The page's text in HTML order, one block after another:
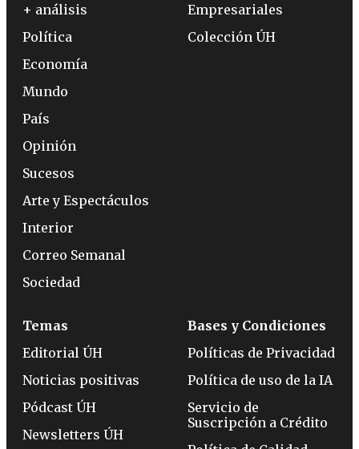
+ análisis
Política
Economía
Mundo
País
Opinión
Sucesos
Arte y Espectáculos
Interior
Correo Semanal
Sociedad
Empresariales
Colección ÚH
Temas
Editorial ÚH
Noticias positivas
Pódcast ÚH
Newsletters ÚH
Bases y Condiciones
Políticas de Privacidad
Política de uso de la IA
Servicio de
Suscripción a Crédito